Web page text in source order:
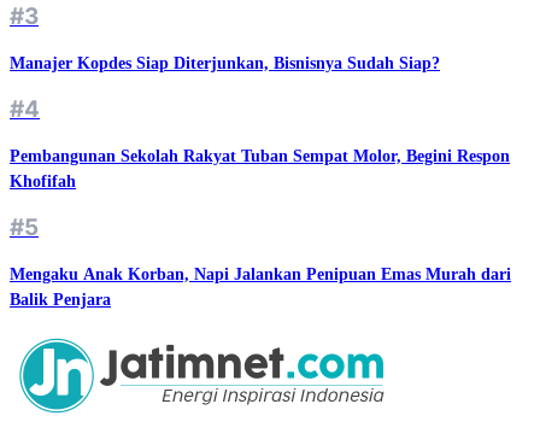
#3
Manajer Kopdes Siap Diterjunkan, Bisnisnya Sudah Siap?
#4
Pembangunan Sekolah Rakyat Tuban Sempat Molor, Begini Respon
Khofifah
#5
Mengaku Anak Korban, Napi Jalankan Penipuan Emas Murah dari
Balik Penjara